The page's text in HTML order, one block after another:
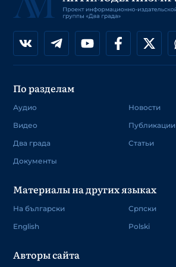
По разделам
Аудио
Видео
Два града
Документы
Новости
Публикации
Статьи
Материалы на других языках
На български
English
Српски
Polski
Авторы сайта